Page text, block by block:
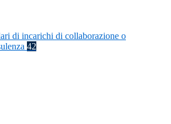
di incarichi di collaborazione o
42